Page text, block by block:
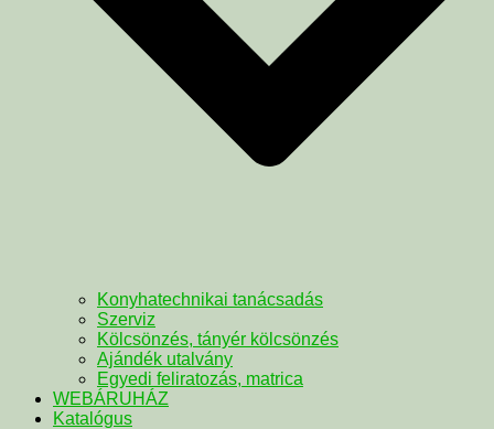
Konyhatechnikai tanácsadás
Szerviz
Kölcsönzés, tányér kölcsönzés
Ajándék utalvány
Egyedi feliratozás, matrica
WEBÁRUHÁZ
Katalógus